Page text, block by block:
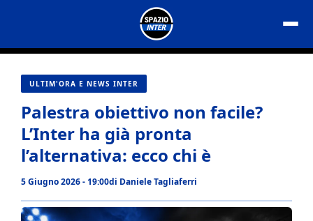
contenuto
ULTIM'ORA E NEWS INTER
Palestra obiettivo non facile?
L’Inter ha già pronta
l’alternativa: ecco chi è
5 Giugno 2026 - 19:00di Daniele Tagliaferri